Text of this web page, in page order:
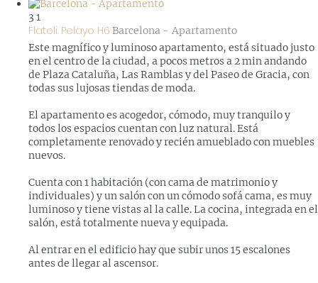
3 1
Flateli. Pelayo H6 Barcelona - Apartamento
Este magnífico y luminoso apartamento, está situado justo
en el centro de la ciudad, a pocos metros a 2 min andando
de Plaza Cataluña, Las Ramblas y del Paseo de Gracia, con
todas sus lujosas tiendas de moda.
El apartamento es acogedor, cómodo, muy tranquilo y
todos los espacios cuentan con luz natural. Está
completamente renovado y recién amueblado con muebles
nuevos.
Cuenta con 1 habitación (con cama de matrimonio y
individuales) y un salón con un cómodo sofá cama, es muy
luminoso y tiene vistas al la calle. La cocina, integrada en el
salón, está totalmente nueva y equipada.
Al entrar en el edificio hay que subir unos 15 escalones
antes de llegar al ascensor.